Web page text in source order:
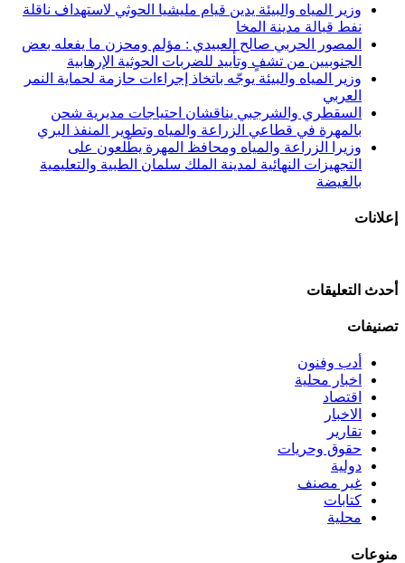
وزير المياه والبيئة يدين قيام مليشيا الحوثي لاستهداف ناقلة
نفط قبالة مدينة المخا
المصور الحربي صالح العبيدي : مؤلم ومحزن ما يفعله بعض
الجنوبيين من تشفٍ وتأييد للضربات الحوثية الإرهابية
وزير المياه والبيئة يوجّه باتخاذ إجراءات حازمة لحماية النمر
العربي
السقطري والشرجبي يناقشان احتياجات مديرية شحن
بالمهرة في قطاعي الزراعة والمياه وتطوير المنفذ البري
وزيرا الزراعة والمياه ومحافظ المهرة يطّلعون على
التجهيزات النهائية لمدينة الملك سلمان الطبية والتعليمية
بالغيضة
إعلانات
أحدث التعليقات
تصنيفات
أدب وفنون
اخبار محلية
اقتصاد
الاخبار
تقارير
حقوق وحريات
دولية
غير مصنف
كتابات
محلية
منوعات